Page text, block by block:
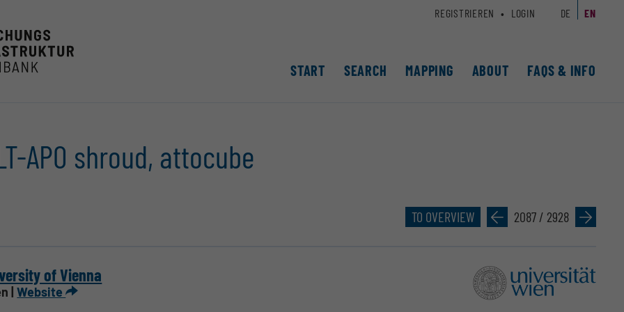
START SEARCH MAPPING ABOUT FAQS & INFO
REGISTRIEREN LOGIN DE EN
APO shroud, attocube
TO OVERVIEW » 2087 / 2928 »
of Vienna
|Website